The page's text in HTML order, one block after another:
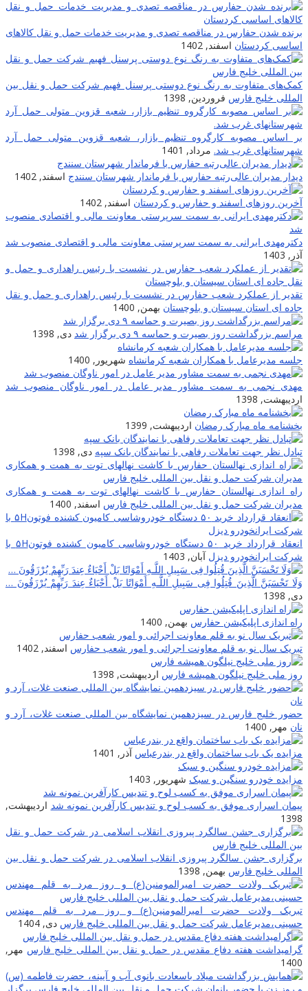
برنده شدن حفارس در مناقصه تصدی و مدیریت خدمات حمل و نقل کالاهای
اساسی کردستان اسفند, 1402
کمک‌های متفاوت به رنگ نوع دوستی پرسنل فهیم شرکت حمل و نقل بین
المللی خلیج فارس فروردین, 1398
بر اساس مصوبه کارگروه تنظیم بازار، شعبه قزوین متولی حمل آرد
شهرستانهای غرب شد. مرداد, 1401
دیدار مدیران عالی‌رتبه حفارس با فرماندار شهرستان سنندج اسفند, 1402
آخرین روزهای اسفند و حفارس و کردستان اسفند, 1402
دکترمهدی ایرانی به سمت سرپرستی معاونت مالی و اقتصادی منصوب شد
آذر, 1403
تقدیر از عملکرد شعب حفارس در نشست با رئیس راهداری و حمل و نقل
جاده ای استان سیستان و بلوچستان بهمن, 1400
مراسم بزرگداشت روز بصیرت و حماسه ۹ دی برگزار شد
دی, 1398
جلسه مدیرعامل با همکاران شعبه کرمانشاه شهریور, 1400
مهدی نجمی به سمت مشاور مدیر عامل در امور ناوگان منصوب شد
اردیبهشت, 1398
بخشنامه ماه مبارک رمضان اردیبهشت, 1399
تبادل نظر جهت تعاملات رفاهی با نمایندگان بانک سپه دی, 1398
راه اندازی نهالستان حفارس با کاشت نهالهای توت به همت و همکاری
مدیران شرکت حمل و نقل بین المللی خلیج فارس اسفند, 1400
انعقاد قرارداد خرید ۵۰ دستگاه خودروشاسی کامیون کشنده فوتون۵H با
شرکت ایرانخودرو دیزل آبان, 1403
وَلَا تَحْسَبَنَّ الَّذِینَ قُتِلُوا فِی سَبِیلِ اللَّـهِ أَمْوَاتًا بَلْ أَحْیَاءٌ عِندَ رَ‌بِّهِمْ یُرْ‌زَقُونَ …
دی, 1398
راه اندازی اپلیکیشن حفارس بهمن, 1400
تبریک سال نو به قلم معاونت اجرائی و امور شعب حفارس اسفند, 1402
روز ملی خلیج نیلگون همیشه فارس اردیبهشت, 1398
حضور خلیج فارس در سیزدهمین نمایشگاه بین المللی صنعت غلات، آرد و
نان مهر, 1400
مزایده یک باب ساختمان واقع در بندرعباس آذر, 1401
مزایده خودرو سنگین و سبک شهریور, 1403
پیمان اسراری موفق به کسب لوح و تندیس کارآفرین نمونه شد اردیبهشت,
1398
برگزاری جشن سالگرد پیروزی انقلاب اسلامی در شرکت حمل و نقل بین
المللی خلیج فارس بهمن, 1398
تبریک ولادت حضرت امیرالمومنین(ع) و روز مرد به قلم مهندس
حسینی،مدیرعامل شرکت حمل و نقل بین المللی خلیج فارس دی, 1404
گرامیداشت هفته دفاع مقدس در حمل و نقل بین المللی خلیج فارس مهر,
1400